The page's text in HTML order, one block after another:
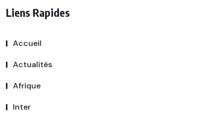
Liens Rapides
Accueil
Actualités
Afrique
Inter